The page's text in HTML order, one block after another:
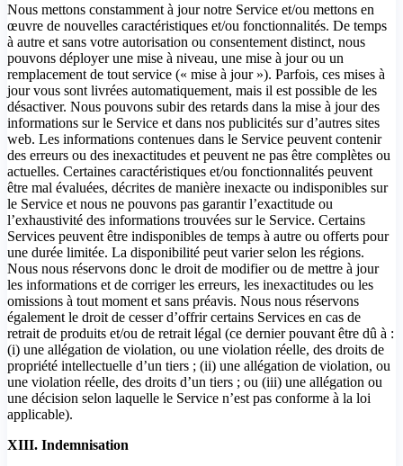
Nous mettons constamment à jour notre Service et/ou mettons en
œuvre de nouvelles caractéristiques et/ou fonctionnalités. De temps
à autre et sans votre autorisation ou consentement distinct, nous
pouvons déployer une mise à niveau, une mise à jour ou un
remplacement de tout service (« mise à jour »). Parfois, ces mises à
jour vous sont livrées automatiquement, mais il est possible de les
désactiver. Nous pouvons subir des retards dans la mise à jour des
informations sur le Service et dans nos publicités sur d’autres sites
web. Les informations contenues dans le Service peuvent contenir
des erreurs ou des inexactitudes et peuvent ne pas être complètes ou
actuelles. Certaines caractéristiques et/ou fonctionnalités peuvent
être mal évaluées, décrites de manière inexacte ou indisponibles sur
le Service et nous ne pouvons pas garantir l’exactitude ou
l’exhaustivité des informations trouvées sur le Service. Certains
Services peuvent être indisponibles de temps à autre ou offerts pour
une durée limitée. La disponibilité peut varier selon les régions.
Nous nous réservons donc le droit de modifier ou de mettre à jour
les informations et de corriger les erreurs, les inexactitudes ou les
omissions à tout moment et sans préavis. Nous nous réservons
également le droit de cesser d’offrir certains Services en cas de
retrait de produits et/ou de retrait légal (ce dernier pouvant être dû à :
(i) une allégation de violation, ou une violation réelle, des droits de
propriété intellectuelle d’un tiers ; (ii) une allégation de violation, ou
une violation réelle, des droits d’un tiers ; ou (iii) une allégation ou
une décision selon laquelle le Service n’est pas conforme à la loi
applicable).
XIII. Indemnisation